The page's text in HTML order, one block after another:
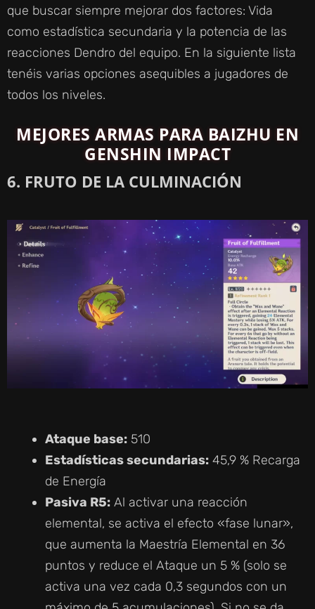
que buscar siempre mejorar dos factores: Vida
como estadística secundaria y la potencia de las
reacciones Dendro del equipo. En la siguiente lista
tenéis varias opciones asequibles a jugadores de
todos los niveles.
MEJORES ARMAS PARA BAIZHU EN
GENSHIN IMPACT
6. FRUTO DE LA CULMINACIÓN
Ataque base: 510
Estadísticas secundarias: 45,9 % Recarga
de Energía
Pasiva R5: Al activar una reacción
elemental, se activa el efecto «fase lunar»,
que aumenta la Maestría Elemental en 36
puntos y reduce el Ataque un 5 % (solo se
activa una vez cada 0,3 segundos con un